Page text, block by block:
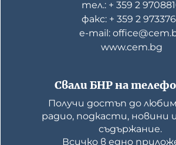
Свали БНР на
Получи достъп до
радио, подкасти, новини
съдържание.
Всичко в едно
тел.: + 359 2
факс: + 359 2
е-mail:
www.cem.bg